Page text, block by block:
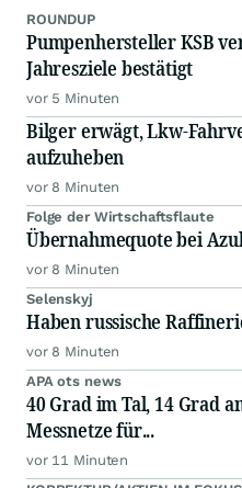
ROUNDUP
Pumpenhersteller KSB
Jahresziele bestätigt
vor 5 Minuten
Bilger erwägt, Lkw-
aufzuheben
vor 8 Minuten
Folge der Wirtschaftsflaute
Übernahmequote bei
vor 8 Minuten
Selenskyj
Haben russische
vor 8 Minuten
APA ots news
40 Grad im Tal, 14 Grad
Messnetze für...
vor 11 Minuten